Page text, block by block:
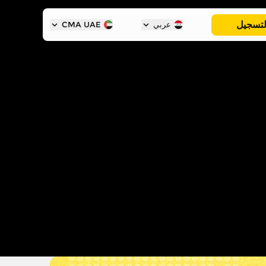
عربي CMA UAE